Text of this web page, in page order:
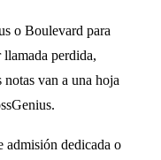
o Boulevard para
perdida,
van a una hoja
admisión dedicada o